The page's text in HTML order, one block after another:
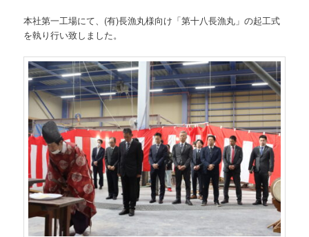
本社第一工場にて、(有)長漁丸様向け「第十八長漁丸」の起工式
を執り行い致しました。